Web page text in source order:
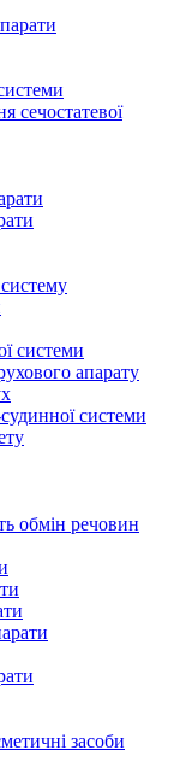
сечостатевої
системи
апарату
системи
обмін речовин
засоби